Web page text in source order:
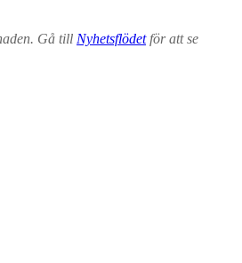
Gå till Nyhetsflödetför att se